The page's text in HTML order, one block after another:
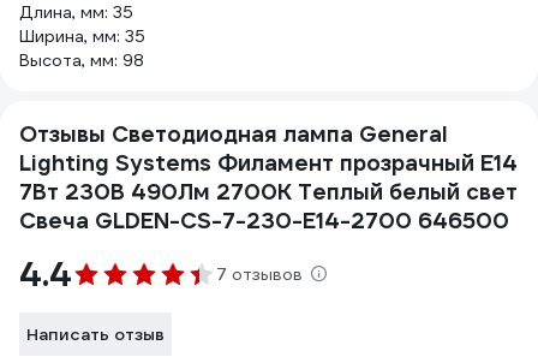
Длина, мм: 35
Ширина, мм: 35
Высота, мм: 98
Отзывы Светодиодная лампа General
Lighting Systems Филамент прозрачный E14
7Вт 230В 490Лм 2700К Теплый белый свет
Свеча GLDEN-CS-7-230-E14-2700 646500
4.4 7 отзывов
Написать отзыв